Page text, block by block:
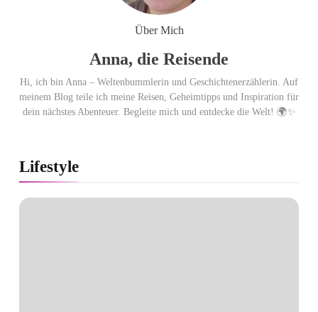
ausgezeichnet / Handelsblatt-
Studie sieht LCC zum siebten
Über Mich
Anna, die Reisende
Hi, ich bin Anna – Weltenbummlerin und Geschichtenerzählerin. Auf
meinem Blog teile ich meine Reisen, Geheimtipps und Inspiration für
dein nächstes Abenteuer. Begleite mich und entdecke die Welt! 🌍✨
Lifestyle